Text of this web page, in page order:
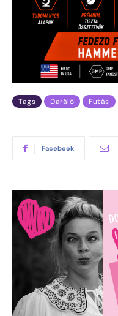
Tags Daráló Futás
Facebook